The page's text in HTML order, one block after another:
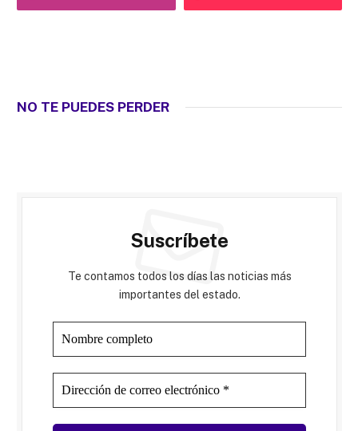
NO TE PUEDES PERDER
Suscríbete
Te contamos todos los días las noticias más
importantes del estado.